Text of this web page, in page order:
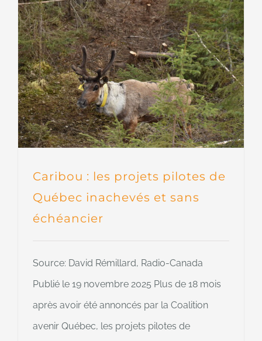
Caribou : les projets pilotes de
Québec inachevés et sans
échéancier
Source: David Rémillard, Radio-Canada
Publié le 19 novembre 2025 Plus de 18 mois
après avoir été annoncés par la Coalition
avenir Québec, les projets pilotes de